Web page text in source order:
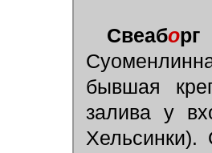
Свеаборг
бывшая
залива у